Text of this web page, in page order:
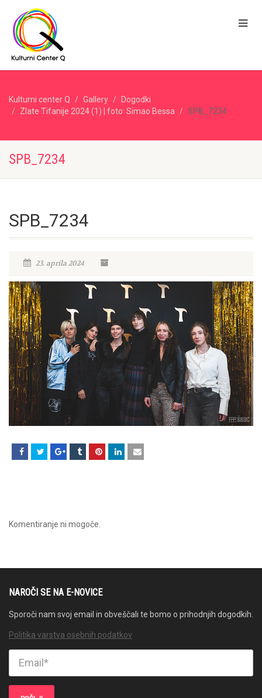
Kulturni center Q Gallery
Dogodki
Zlate Tifanije 2024 (1) | foto: Simao Bessa
SPB_7234
SPB_7234
SPB_7234
23. aprila 2024
Komentiranje ni mogoče.
NAROČI SE NA E-NOVICE
Sporoči nam svoj email in obveščali te bomo o prihodnjih dogodkih.
Politika varstva osebnih podatkov